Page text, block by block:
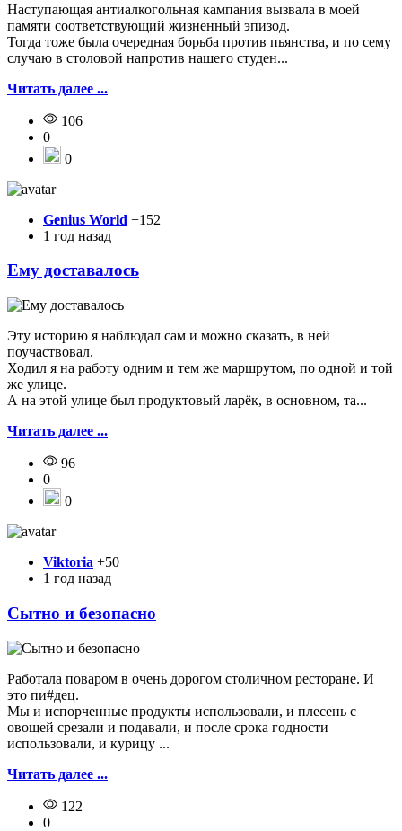
Наступающая антиалкогольная кампания вызвала в моей
памяти соответствующий жизненный эпизод.
Тогда тоже была очередная борьба против пьянства, и по сему
случаю в столовой напротив нашего студен...
Читать далее ...
106
0
0
Genius World +152
1 год назад
Ему доставалось
Эту историю я наблюдал сам и можно сказать, в ней
поучаствовал.
Ходил я на работу одним и тем же маршрутом, по одной и той
же улице.
А на этой улице был продуктовый ларёк, в основном, та...
Читать далее ...
96
0
0
Viktoria +50
1 год назад
Сытно и безопасно
Работала поваром в очень дорогом столичном ресторане. И
это пи#дец.
Мы и испорченные продукты использовали, и плесень с
овощей срезали и подавали, и после срока годности
использовали, и курицу ...
Читать далее ...
122
0